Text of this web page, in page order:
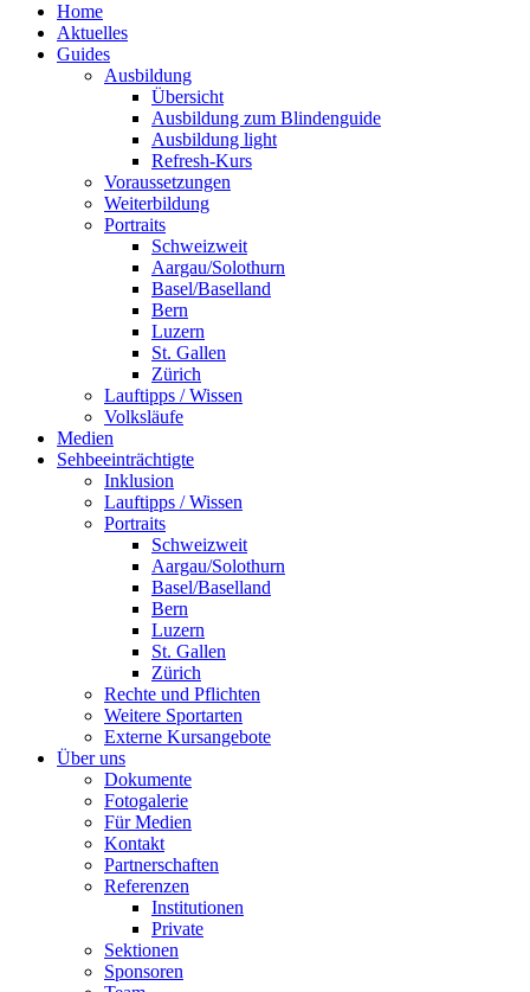
Home
Aktuelles
Guides
Ausbildung
Übersicht
Ausbildung zum Blindenguide
Ausbildung light
Refresh-Kurs
Voraussetzungen
Weiterbildung
Portraits
Schweizweit
Aargau/Solothurn
Basel/Baselland
Bern
Luzern
St. Gallen
Zürich
Lauftipps / Wissen
Volksläufe
Medien
Sehbeeinträchtigte
Inklusion
Lauftipps / Wissen
Portraits
Schweizweit
Aargau/Solothurn
Basel/Baselland
Bern
Luzern
St. Gallen
Zürich
Rechte und Pflichten
Weitere Sportarten
Externe Kursangebote
Über uns
Dokumente
Fotogalerie
Für Medien
Kontakt
Partnerschaften
Referenzen
Institutionen
Private
Sektionen
Sponsoren